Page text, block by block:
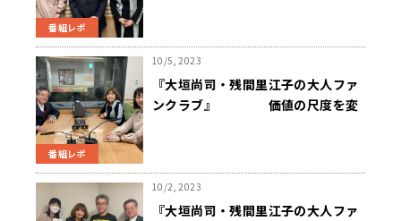
番組レポ
番組レポ
10/5, 2023
『大垣尚司・残間里江子の大人ファ
ンクラブ』 価値の尺度を変
10/2, 2023
『大垣尚司・残間里江子の大人ファ